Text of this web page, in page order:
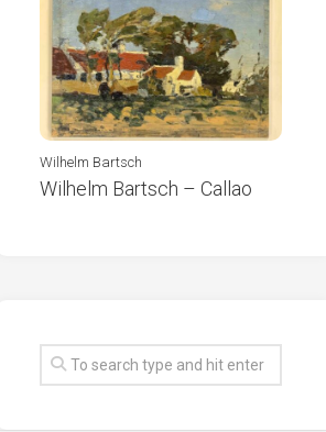
Wilhelm Bartsch
Wilhelm Bartsch – Callao